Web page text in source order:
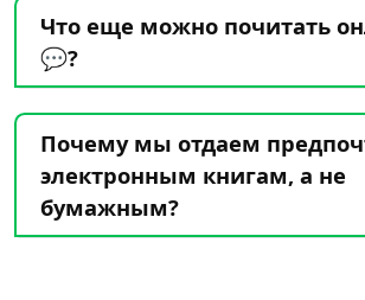
Что еще можно почитать
💬?
Почему мы отдаем
электронным книгам, а не
бумажным?